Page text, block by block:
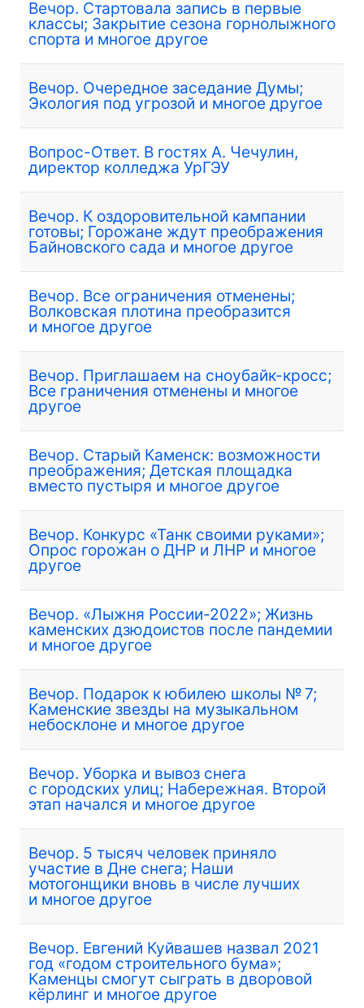
Вечор. Стартовала запись в первые
классы; Закрытие сезона горнолыжного
спорта и многое другое
Вечор. Очередное заседание Думы;
Экология под угрозой и многое другое
Вопрос-Ответ. В гостях А. Чечулин,
директор колледжа УрГЭУ
Вечор. К оздоровительной кампании
готовы; Горожане ждут преображения
Байновского сада и многое другое
Вечор. Все ограничения отменены;
Волковская плотина преобразится
и многое другое
Вечор. Приглашаем на сноубайк-кросс;
Все граничения отменены и многое
другое
Вечор. Старый Каменск: возможности
преображения; Детская площадка
вместо пустыря и многое другое
Вечор. Конкурс «Танк своими руками»;
Опрос горожан о ДНР и ЛНР и многое
другое
Вечор. «Лыжня России-2022»; Жизнь
каменских дзюдоистов после пандемии
и многое другое
Вечор. Подарок к юбилею школы № 7;
Каменские звезды на музыкальном
небосклоне и многое другое
Вечор. Уборка и вывоз снега
с городских улиц; Набережная. Второй
этап начался и многое другое
Вечор. 5 тысяч человек приняло
участие в Дне снега; Наши
мотогонщики вновь в числе лучших
и многое другое
Вечор. Евгений Куйвашев назвал 2021
год «годом строительного бума»;
Каменцы смогут сыграть в дворовой
кёрлинг и многое другое